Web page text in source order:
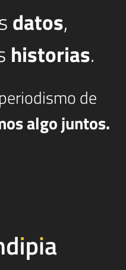
datos,
historias.
de
algo juntos.